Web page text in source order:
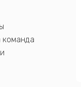
команда
а также